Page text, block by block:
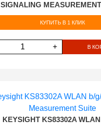
SIGNALING
КУПИТЬ В 1 КЛИК
+ В
KEYSIGHT KS83302A